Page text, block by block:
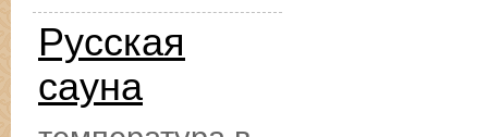
Русская
сауна